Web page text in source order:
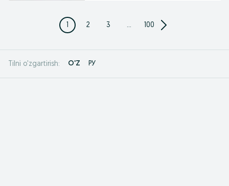
1 2 3 ... 100
Tilni o'zgartirish: O'Z РУ